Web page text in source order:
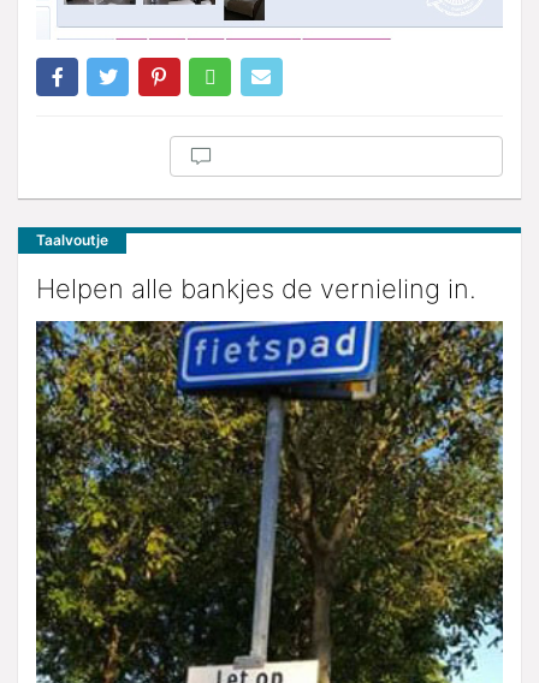
Taalvoutje
Helpen alle bankjes de vernieling in.